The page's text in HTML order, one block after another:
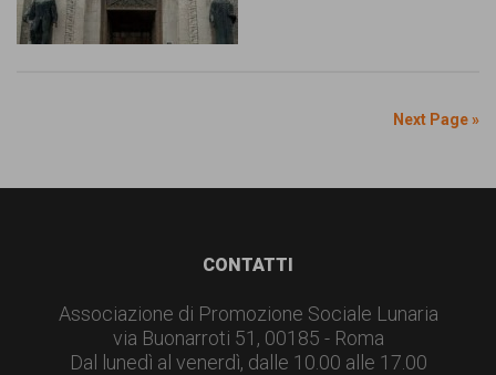
Next Page »
CONTATTI
Associazione di Promozione Sociale Lunaria
via Buonarroti 51, 00185 - Roma
Dal lunedì al venerdì, dalle 10.00 alle 17.00